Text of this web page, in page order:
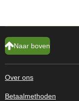
Naar boven
Over ons
Betaalmethoden